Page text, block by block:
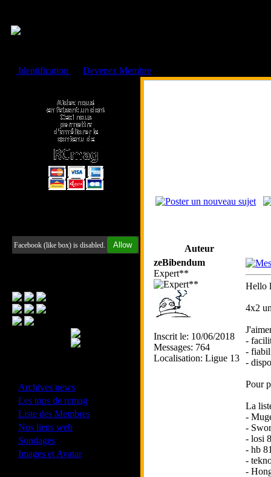
Identification
Devenez Membre
Facebook (like box) is disabled. Allow
Archives news
Les tops de rcmag
Liste des Membres
Nos liens web
Sondages
Images et Avatar
Auteur
zeBibendum
Expert**
Inscrit le: 10/06/2018
Messages: 764
Localisation: Ligue 13
Hello
4x2
-
-
-
Pour
La
-
-
- losi
- hb
-
-